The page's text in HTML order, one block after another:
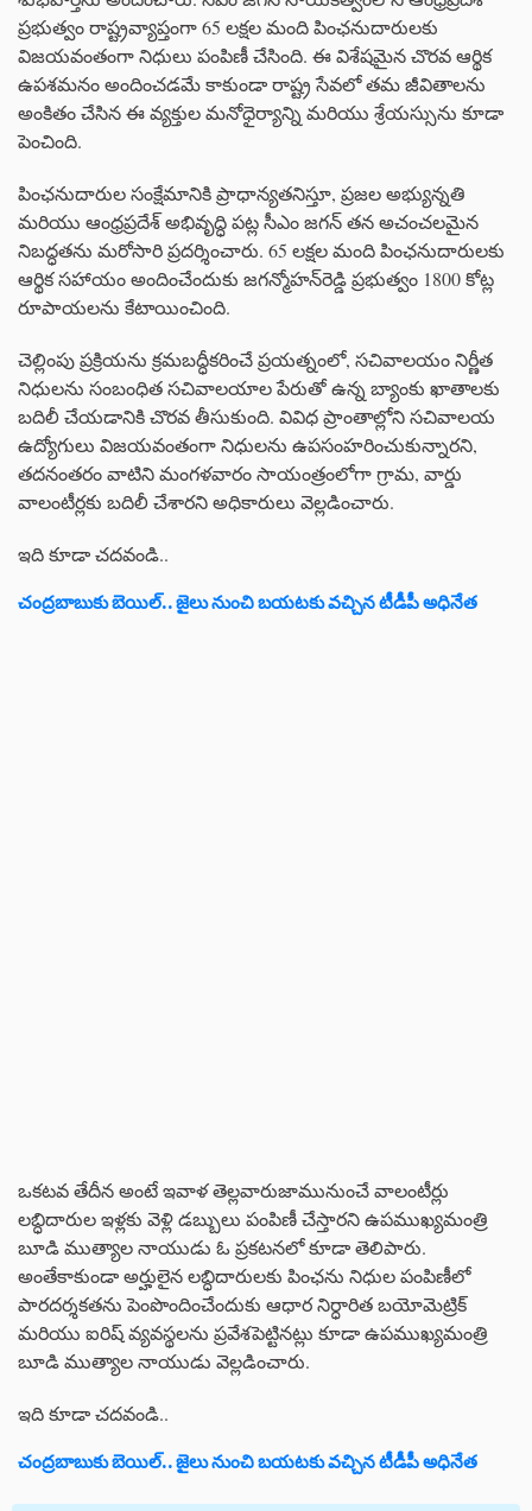
ప్రభుత్వం రాష్ట్రవ్యాప్తంగా 65 లక్షల మంది పింఛనుదారులకు
విజయవంతంగా నిధులు పంపిణీ చేసింది. ఈ విశేషమైన చొరవ ఆర్థిక
ఉపశమనం అందించడమే కాకుండా రాష్ట్ర సేవలో తమ జీవితాలను
అంకితం చేసిన ఈ వ్యక్తుల మనోధైర్యాన్ని మరియు శ్రేయస్సును కూడా
పెంచింది.
పింఛనుదారుల సంక్షేమానికి ప్రాధాన్యతనిస్తూ, ప్రజల అభ్యున్నతి
మరియు ఆంధ్రప్రదేశ్ అభివృద్ధి పట్ల సీఎం జగన్ తన అచంచలమైన
నిబద్ధతను మరోసారి ప్రదర్శించారు. 65 లక్షల మంది పింఛనుదారులకు
ఆర్థిక సహాయం అందించేందుకు జగన్మోహన్‌రెడ్డి ప్రభుత్వం 1800 కోట్ల
రూపాయలను కేటాయించింది.
చెల్లింపు ప్రక్రియను క్రమబద్ధీకరించే ప్రయత్నంలో, సచివాలయం నిర్ణీత
నిధులను సంబంధిత సచివాలయాల పేరుతో ఉన్న బ్యాంకు ఖాతాలకు
బదిలీ చేయడానికి చొరవ తీసుకుంది. వివిధ ప్రాంతాల్లోని సచివాలయ
ఉద్యోగులు విజయవంతంగా నిధులను ఉపసంహరించుకున్నారని,
తదనంతరం వాటిని మంగళవారం సాయంత్రంలోగా గ్రామ, వార్డు
వాలంటీర్లకు బదిలీ చేశారని అధికారులు వెల్లడించారు.
ఇది కూడా చదవండి..
చంద్రబాబుకు బెయిల్.. జైలు నుంచి బయటకు వచ్చిన టీడీపీ అధినేత
ఒకటవ తేదీన అంటే ఇవాళ తెల్లవారుజామునుంచే వాలంటీర్లు
లబ్ధిదారుల ఇళ్లకు వెళ్లి డబ్బులు పంపిణీ చేస్తారని ఉపముఖ్యమంత్రి
బూడి ముత్యాల నాయుడు ఓ ప్రకటనలో కూడా తెలిపారు.
అంతేకాకుండా అర్హులైన లబ్ధిదారులకు పింఛను నిధుల పంపిణీలో
పారదర్శకతను పెంపొందించేందుకు ఆధార నిర్ధారిత బయోమెట్రిక్
మరియు ఐరిష్ వ్యవస్థలను ప్రవేశపెట్టినట్లు కూడా ఉపముఖ్యమంత్రి
బూడి ముత్యాల నాయుడు వెల్లడించారు.
ఇది కూడా చదవండి..
చంద్రబాబుకు బెయిల్.. జైలు నుంచి బయటకు వచ్చిన టీడీపీ అధినేత